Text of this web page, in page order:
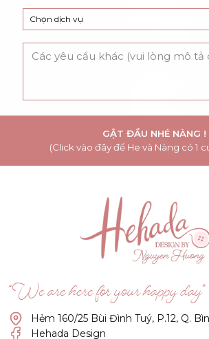
GẬT ĐẦU NHÉ NÀNG !
(Click vào đây để He và Nàng có 1
“We are here for your happy day”
Hẻm 160/25 Bùi Đình Tuý, P.12, Q.
Hehada Design